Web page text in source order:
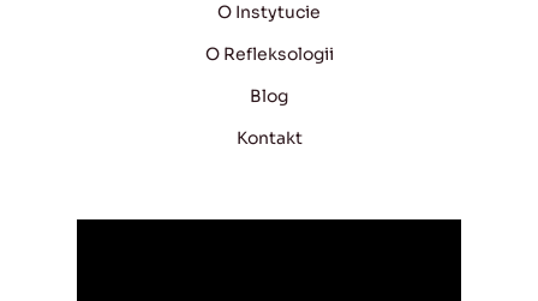
O Instytucie
O Refleksologii
Blog
Kontakt